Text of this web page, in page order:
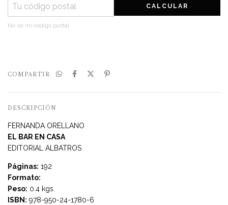
CALCULAR
No sé mi código postal
COMPARTIR
DESCRIPCIÓN
FERNANDA ORELLANO
EL BAR EN CASA
EDITORIAL ALBATROS
Páginas: 192
Formato:
Peso: 0.4 kgs.
ISBN: 978-950-24-1780-6